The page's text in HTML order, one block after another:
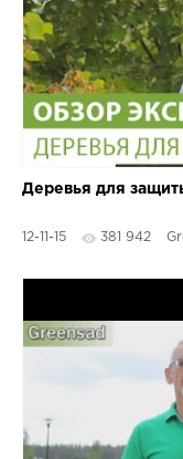
Деревья для
12-11-15 381 942